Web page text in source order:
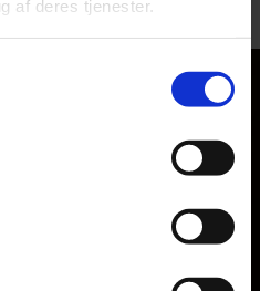
af deres tjenester.
16:04